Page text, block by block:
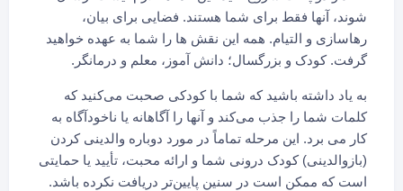
شوند، آنها فقط برای شما هستند. فضایی برای بیان،
رهاسازی و التیام. همه این نقش ها را شما به عهده خواهید
گرفت. کودک و بزرگسال؛ دانش آموز، معلم و درمانگر.
به یاد داشته باشید که شما با کودکی صحبت می‌کنید که
کلمات شما را جذب می‌کند و آنها را آگاهانه یا ناخودآگاه به
کار می برد. این مرحله تماماً در مورد دوباره والدینی کردن
(بازوالدینی) کودک درونی شما و ارائه محبت، تأیید یا حمایتی
است که ممکن است در سنین پایین‌تر دریافت نکرده باشد.